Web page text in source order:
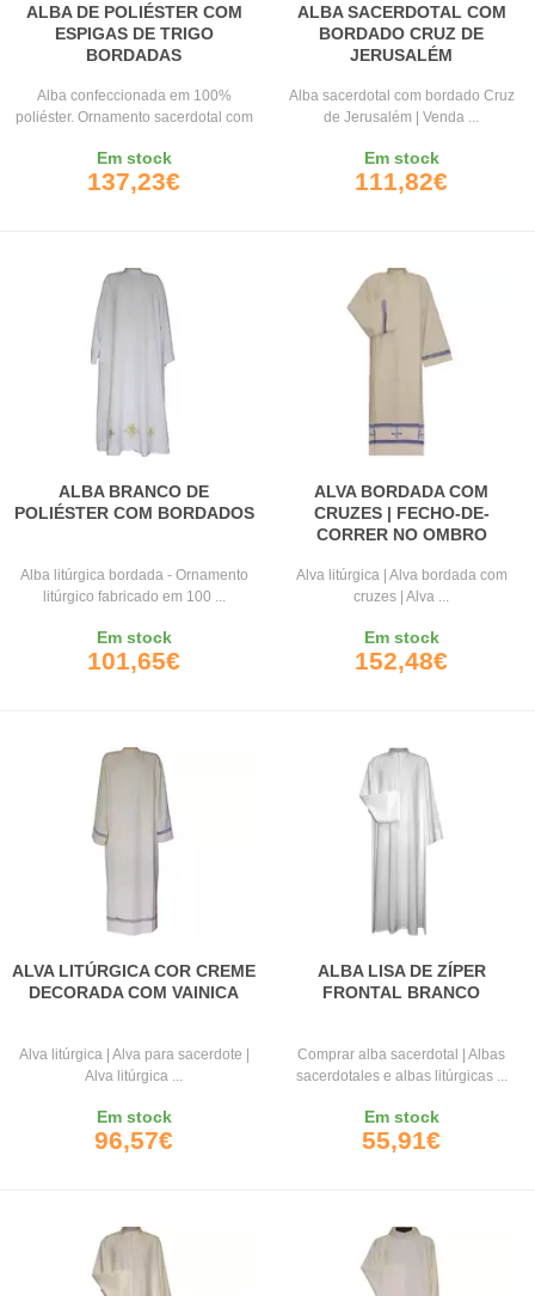
ALBA DE POLIÉSTER COM
ESPIGAS DE TRIGO
BORDADAS
Alba confeccionada em 100%
poliéster. Ornamento sacerdotal com
Em stock
137,23€
ALBA SACERDOTAL COM
BORDADO CRUZ DE
JERUSALÉM
Alba sacerdotal com bordado Cruz
de Jerusalém | Venda ...
Em stock
111,82€
ALBA BRANCO DE
POLIÉSTER COM BORDADOS
Alba litúrgica bordada - Ornamento
litúrgico fabricado em 100 ...
Em stock
101,65€
ALVA BORDADA COM
CRUZES | FECHO-DE-
CORRER NO OMBRO
Alva litúrgica | Alva bordada com
cruzes | Alva ...
Em stock
152,48€
ALVA LITÚRGICA COR CREME
DECORADA COM VAINICA
Alva litúrgica | Alva para sacerdote |
Alva litúrgica ...
Em stock
96,57€
ALBA LISA DE ZÍPER
FRONTAL BRANCO
Comprar alba sacerdotal | Albas
sacerdotales e albas litúrgicas ...
Em stock
55,91€